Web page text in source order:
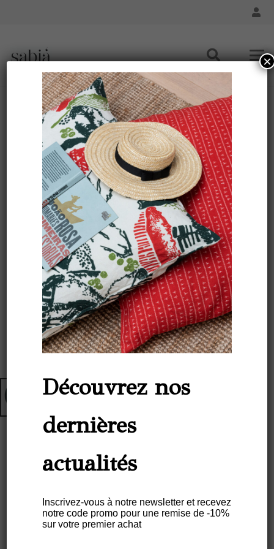
Set de table CAPEBA couleur Vert AMAZÔNIA –
caoutchouc naturel
Accueil/Maison - Feuilles Amazoniennes/ Set de table
CAPEBA couleur Vert AMAZÔNIA – caoutchouc naturel
Set De Table CAPEBA Couleur
Naturel
Découvrez nos
dernières
actualités
Inscrivez-vous à notre newsletter et recevez
notre code promo pour une remise de -10%
sur votre premier achat
×